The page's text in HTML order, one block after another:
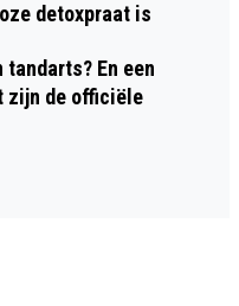
detoxpraat is
En een
zijn de officiële